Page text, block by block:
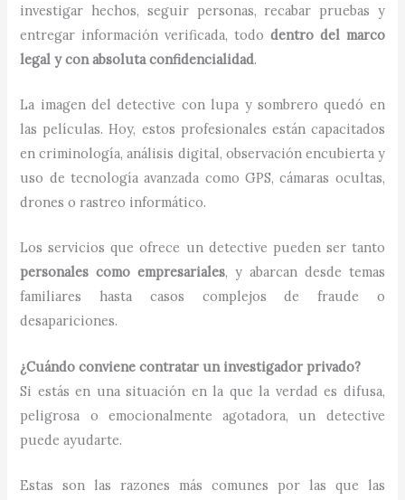
investigar hechos, seguir personas, recabar pruebas y
entregar información verificada, todo dentro del marco
legal y con absoluta confidencialidad.
La imagen del detective con lupa y sombrero quedó en
las películas. Hoy, estos profesionales están capacitados
en criminología, análisis digital, observación encubierta y
uso de tecnología avanzada como GPS, cámaras ocultas,
drones o rastreo informático.
Los servicios que ofrece un detective pueden ser tanto
personales como empresariales, y abarcan desde temas
familiares hasta casos complejos de fraude o
desapariciones.
¿Cuándo conviene contratar un investigador privado?
Si estás en una situación en la que la verdad es difusa,
peligrosa o emocionalmente agotadora, un detective
puede ayudarte.
Estas son las razones más comunes por las que las